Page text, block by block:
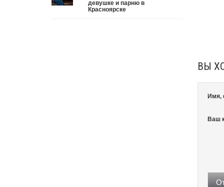
ВЫ
Имя,
Ваш
приставку / камеру им подарили. Не верьте
словам — верьте глазам, которые загораются при
девушке и парню в
Красноярске